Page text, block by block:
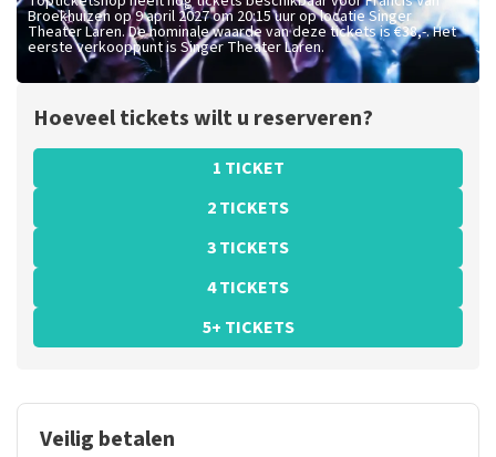
Broekhuizen op 9 april 2027 om 20:15 uur op locatie Singer
Theater Laren. De nominale waarde van deze tickets is€38,-. Het
eerste verkooppunt is Singer Theater Laren.
Hoeveel tickets wilt u reserveren?
1 TICKET
2 TICKETS
3 TICKETS
4 TICKETS
5+ TICKETS
Veilig betalen